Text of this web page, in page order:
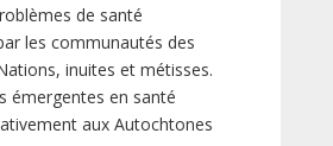
de santé
les communautés des
inuites et métisses.
émergentes en santé
aux Autochtones